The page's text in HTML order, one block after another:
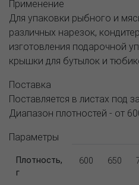
Применение
Для упаковки рыбного и
различных нарезок,
изготовления подарочной
крышки для бутылок и
Поставка
Поставляется в листах под
Диапазон плотностей - от
Параметры
Плотность,
г
600 650